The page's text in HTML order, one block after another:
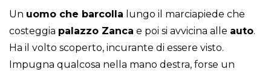
Un uomo che barcolla lungo il marciapiede che
costeggia palazzo Zanca e poi si avvicina alle auto.
Ha il volto scoperto, incurante di essere visto.
Impugna qualcosa nella mano destra, forse un